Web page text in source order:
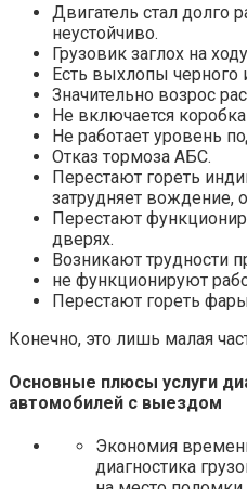
Двигатель стал долго
неустойчиво.
Грузовик заглох на
Есть выхлопы черного
Значительно возрос
Не включается
Не работает уровень
Отказ тормоза АБС.
Перестают гореть
затрудняет вождение,
Перестают
дверях.
Возникают трудности
не функционируют
Перестают гореть
Конечно, это лишь малая
Основные плюсы услуги
автомобилей с выездом
Экономия
диагностика